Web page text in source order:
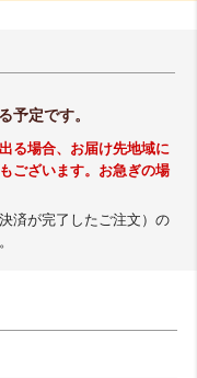
予定です。
る場合、お届け先地域に
ございます。お急ぎの場
済が完了したご注文）の